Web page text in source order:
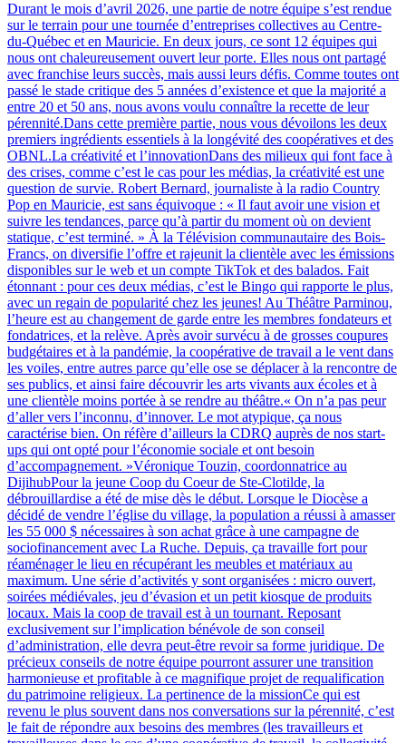
Durant le mois d’avril 2026, une partie de notre équipe s’est rendue
sur le terrain pour une tournée d’entreprises collectives au Centre-
du-Québec et en Mauricie. En deux jours, ce sont 12 équipes qui
nous ont chaleureusement ouvert leur porte. Elles nous ont partagé
avec franchise leurs succès, mais aussi leurs défis. Comme toutes ont
passé le stade critique des 5 années d’existence et que la majorité a
entre 20 et 50 ans, nous avons voulu connaître la recette de leur
pérennité.Dans cette première partie, nous vous dévoilons les deux
premiers ingrédients essentiels à la longévité des coopératives et des
OBNL.La créativité et l’innovationDans des milieux qui font face à
des crises, comme c’est le cas pour les médias, la créativité est une
question de survie. Robert Bernard, journaliste à la radio Country
Pop en Mauricie, est sans équivoque : « Il faut avoir une vision et
suivre les tendances, parce qu’à partir du moment où on devient
statique, c’est terminé. » À la Télévision communautaire des Bois-
Francs, on diversifie l’offre et rajeunit la clientèle avec les émissions
disponibles sur le web et un compte TikTok et des balados. Fait
étonnant : pour ces deux médias, c’est le Bingo qui rapporte le plus,
avec un regain de popularité chez les jeunes! Au Théâtre Parminou,
l’heure est au changement de garde entre les membres fondateurs et
fondatrices, et la relève. Après avoir survécu à de grosses coupures
budgétaires et à la pandémie, la coopérative de travail a le vent dans
les voiles, entre autres parce qu’elle ose se déplacer à la rencontre de
ses publics, et ainsi faire découvrir les arts vivants aux écoles et à
une clientèle moins portée à se rendre au théâtre.« On n’a pas peur
d’aller vers l’inconnu, d’innover. Le mot atypique, ça nous
caractérise bien. On réfère d’ailleurs la CDRQ auprès de nos start-
ups qui ont opté pour l’économie sociale et ont besoin
d’accompagnement. »Véronique Touzin, coordonnatrice au
DijihubPour la jeune Coop du Coeur de Ste-Clotilde, la
débrouillardise a été de mise dès le début. Lorsque le Diocèse a
décidé de vendre l’église du village, la population a réussi à amasser
les 55 000 $ nécessaires à son achat grâce à une campagne de
sociofinancement avec La Ruche. Depuis, ça travaille fort pour
réaménager le lieu en récupérant les meubles et matériaux au
maximum. Une série d’activités y sont organisées : micro ouvert,
soirées médiévales, jeu d’évasion et un petit kiosque de produits
locaux. Mais la coop de travail est à un tournant. Reposant
exclusivement sur l’implication bénévole de son conseil
d’administration, elle devra peut-être revoir sa forme juridique. De
précieux conseils de notre équipe pourront assurer une transition
harmonieuse et profitable à ce magnifique projet de requalification
du patrimoine religieux. La pertinence de la missionCe qui est
revenu le plus souvent dans nos conversations sur la pérennité, c’est
le fait de répondre aux besoins des membres (les travailleurs et